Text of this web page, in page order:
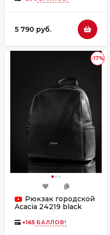
5 790 руб.
-17%
Рюкзак городской
Acacia 24219 black
+165 БАЛЛОВ!